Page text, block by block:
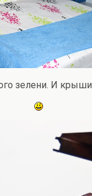
зелени. И крыши